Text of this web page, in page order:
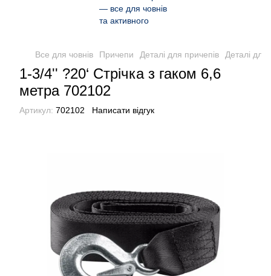
Все для човнів Причепи Деталі для причепів Деталі для
1-3/4'' ?20‘ Стрічка з гаком 6,6
метра 702102
Артикул: 702102 Написати відгук